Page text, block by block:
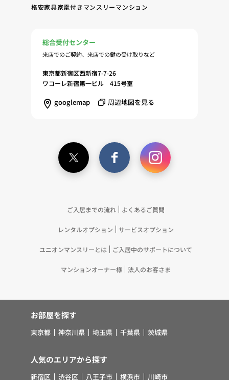
格安家具家電付きマンスリーマンション
総合受付センター
来店でのご契約、来店での鍵の受け取りなど
東京都新宿区西新宿7-7-26
ワコーレ新宿第一ビル 415号室
googlemap 周辺地図を見る
ご入居までの流れ よくあるご質問
レンタルオプション サービスオプション
ユニオンマンスリーとは ご入居中のサポートについて
マンションオーナー様 法人のお客さま
お部屋を探す
東京都 神奈川県 埼玉県 千葉県 茨城県
人気のエリアから探す
新宿区 渋谷区 八王子市 横浜市 川崎市